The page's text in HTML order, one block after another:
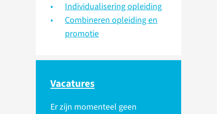
Individualisering opleiding
Combineren opleiding en
promotie
Vacatures
Er zijn momenteel geen